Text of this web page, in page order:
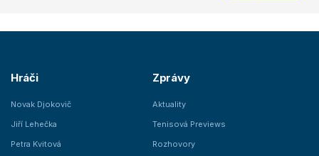
Hráči
Novak Djokovič
Jiří Lehečka
Petra Kvitová
Zprávy
Aktuality
Tenisová Previews
Rozhovory